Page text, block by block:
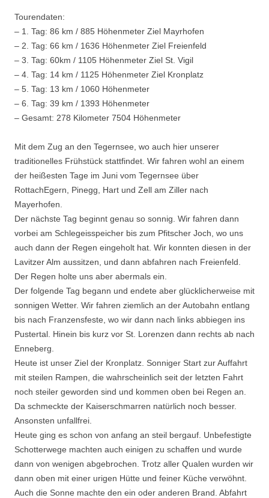
Tourendaten:
– 1. Tag: 86 km / 885 Höhenmeter Ziel Mayrhofen
– 2. Tag: 66 km / 1636 Höhenmeter Ziel Freienfeld
– 3. Tag: 60km / 1105 Höhenmeter Ziel St. Vigil
– 4. Tag: 14 km / 1125 Höhenmeter Ziel Kronplatz
– 5. Tag: 13 km / 1060 Höhenmeter
– 6. Tag: 39 km / 1393 Höhenmeter
– Gesamt: 278 Kilometer 7504 Höhenmeter
Mit dem Zug an den Tegernsee, wo auch hier unserer
traditionelles Frühstück stattfindet. Wir fahren wohl an einem
der heißesten Tage im Juni vom Tegernsee über
RottachEgern, Pinegg, Hart und Zell am Ziller nach
Mayerhofen.
Der nächste Tag beginnt genau so sonnig. Wir fahren dann
vorbei am Schlegeisspeicher bis zum Pfitscher Joch, wo uns
auch dann der Regen eingeholt hat. Wir konnten diesen in der
Lavitzer Alm aussitzen, und dann abfahren nach Freienfeld.
Der Regen holte uns aber abermals ein.
Der folgende Tag begann und endete aber glücklicherweise mit
sonnigen Wetter. Wir fahren ziemlich an der Autobahn entlang
bis nach Franzensfeste, wo wir dann nach links abbiegen ins
Pustertal. Hinein bis kurz vor St. Lorenzen dann rechts ab nach
Enneberg.
Heute ist unser Ziel der Kronplatz. Sonniger Start zur Auffahrt
mit steilen Rampen, die wahrscheinlich seit der letzten Fahrt
noch steiler geworden sind und kommen oben bei Regen an.
Da schmeckte der Kaiserschmarren natürlich noch besser.
Ansonsten unfallfrei.
Heute ging es schon von anfang an steil bergauf. Unbefestigte
Schotterwege machten auch einigen zu schaffen und wurde
dann von wenigen abgebrochen. Trotz aller Qualen wurden wir
dann oben mit einer urigen Hütte und feiner Küche verwöhnt.
Auch die Sonne machte den ein oder anderen Brand. Abfahrt